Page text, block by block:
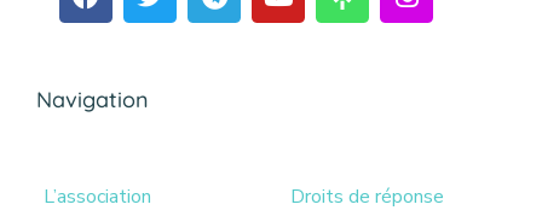
Navigation
L’association
Droits de réponse